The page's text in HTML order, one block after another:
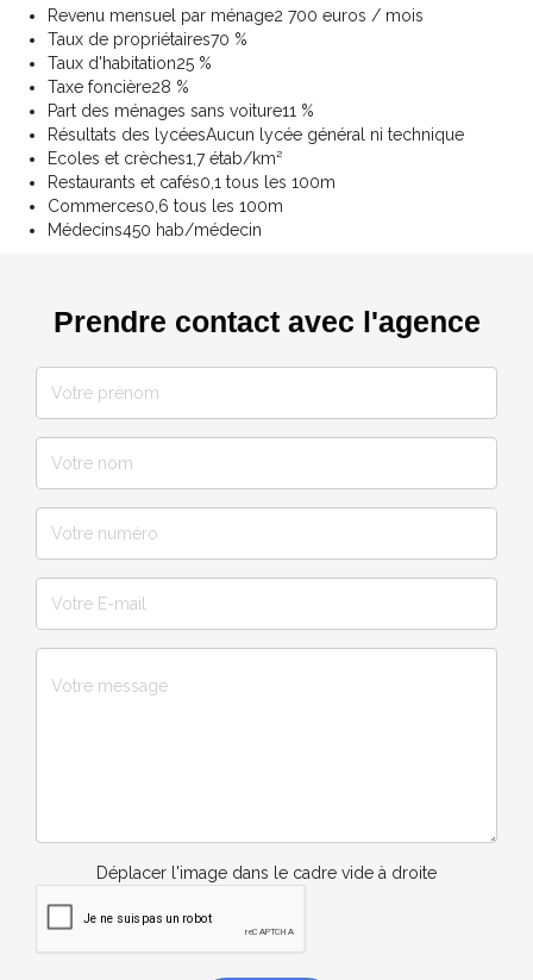
Revenu mensuel par ménage2 700 euros / mois
Taux de propriétaires70 %
Taux d'habitation25 %
Taxe foncière28 %
Part des ménages sans voiture11 %
Résultats des lycéesAucun lycée général ni technique
Ecoles et crèches1,7 étab/km²
Restaurants et cafés0,1 tous les 100m
Commerces0,6 tous les 100m
Médecins450 hab/médecin
Prendre contact avec l'agence
Déplacer l'image dans le cadre vide à droite